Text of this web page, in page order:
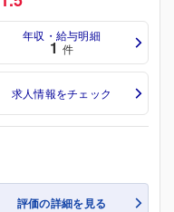
年収・給与明細
1 件
求人情報をチェック
評価の詳細を見る